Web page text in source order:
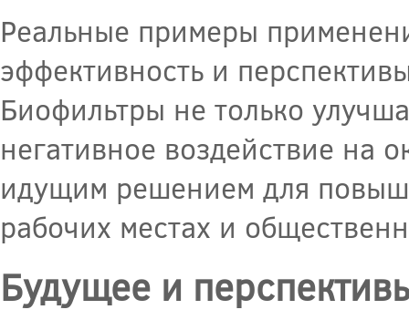
Реальные примеры
эффективность и
Биофильтры не только
негативное воздействие на
идущим решением для
рабочих местах и
Будущее и